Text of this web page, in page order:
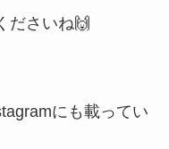
ださいね🙌
にも載ってい